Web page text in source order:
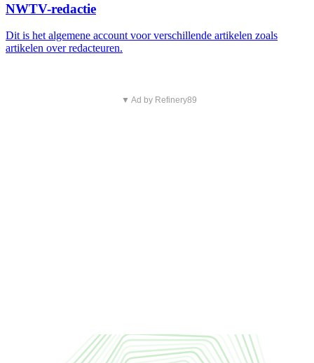
NWTV-redactie
Dit is het algemene account voor verschillende artikelen zoals
artikelen over redacteuren.
▼ Ad by Refinery89